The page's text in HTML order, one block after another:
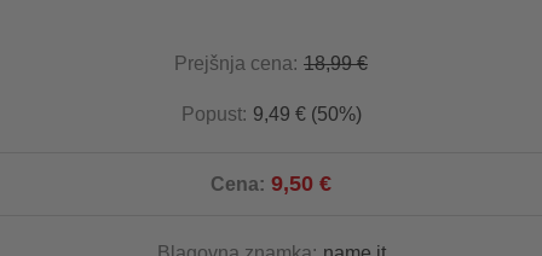
Prejšnja cena: 18,99 €
Popust: 9,49 € (50%)
Cena: 9,50 €